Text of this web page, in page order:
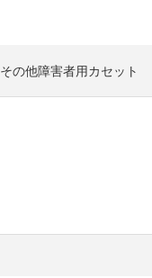
その他障害者用カセット